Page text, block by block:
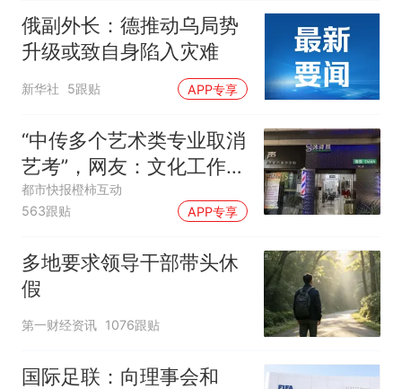
俄副外长：德推动乌局势
升级或致自身陷入灾难
新华社 5跟贴 APP专享
“中传多个艺术类专业取消
艺考”，网友：文化工作者
一定要有文化，这句话的
含金量还在持续上升
都市快报橙柿互动
563跟贴
APP专享
多地要求领导干部带头休
假
第一财经资讯 1076跟贴
国际足联：向理事会和